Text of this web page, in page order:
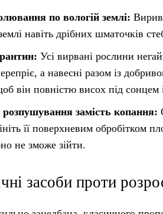
по вологій землі:
навіть дрібних шматочків
Усі вирвані рослини
а навесні разом із
він повністю висох під сонцем
замість копання:
її поверхневим обробітком
не зможе зійти.
засоби проти